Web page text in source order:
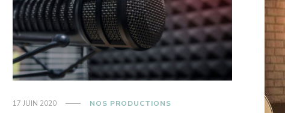
17 JUIN 2020 NOS PRODUCTIONS